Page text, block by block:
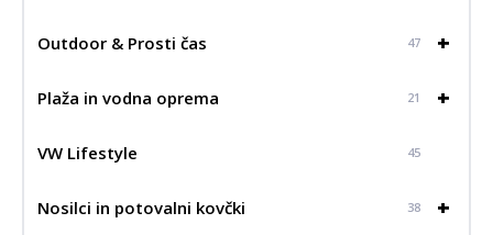
+
Outdoor & Prosti čas 47
+
Plaža in vodna oprema 21
VW Lifestyle 45
+
Nosilci in potovalni kovčki 38